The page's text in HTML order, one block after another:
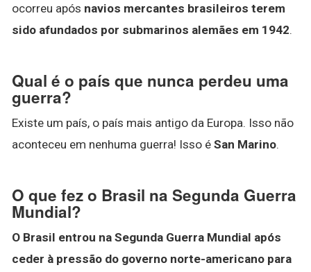
ocorreu após navios mercantes brasileiros terem
sido afundados por submarinos alemães em 1942.
Qual é o país que nunca perdeu uma
guerra?
Existe um país, o país mais antigo da Europa. Isso não
aconteceu em nenhuma guerra! Isso é San Marino.
O que fez o Brasil na Segunda Guerra
Mundial?
O Brasil entrou na Segunda Guerra Mundial após
ceder à pressão do governo norte-americano para